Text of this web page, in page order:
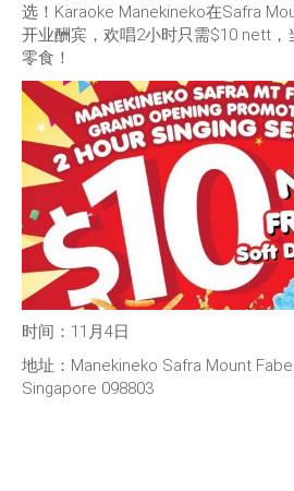
选！Karaoke Manekineko在Safra
开业酬宾，欢唱2小时只需$10 nett，
零食！
时间：11月4日
地址：Manekineko Safra Mount
Singapore 098803